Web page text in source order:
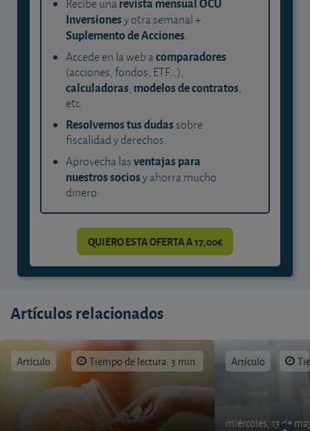
Recibe una
Inversionesy otra semanal +
Suplemento de Acciones.
Accede en la web acomparadores
(acciones, fondos, ETF...),
calculadoras, modelos de contratos,
etc.
Resolvemos tus dudassobre
fiscalidad y derechos.
Aprovecha lasventajas para
nuestros sociosy ahorra mucho
dinero.
QUIERO ESTA OFERTA A 17,00€
Artículos relacionados
Artículo Tiempo de lectura: 3 min. Artículo
miércoles, 13 de